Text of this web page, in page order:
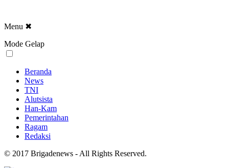
Menu ✖
Mode Gelap
Beranda
News
TNI
Alutsista
Han-Kam
Pemerintahan
Ragam
Redaksi
© 2017 Brigadenews - All Rights Reserved.